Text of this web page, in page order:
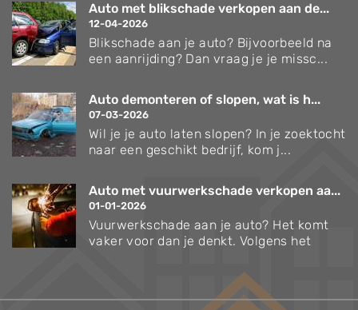
Auto met blikschade verkopen aan de...
12-04-2026
Blikschade aan je auto? Bijvoorbeeld na
een aanrijding? Dan vraag je je missc...
Auto demonteren of slopen, wat is h...
07-03-2026
Wil je je auto laten slopen? In je zoektocht
naar een geschikt bedrijf, kom j...
Auto met vuurwerkschade verkopen aa...
01-01-2026
Vuurwerkschade aan je auto? Het komt
vaker voor dan je denkt. Volgens het